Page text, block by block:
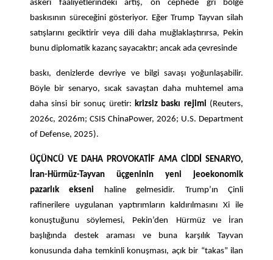
askerî faaliyetlerindeki artış, ön cephede gri bölge
baskısının süreceğini gösteriyor. Eğer Trump Tayvan silah
satışlarını geciktirir veya dili daha muğlaklaştırırsa, Pekin
bunu diplomatik kazanç sayacaktır; ancak ada çevresinde
baskı, denizlerde devriye ve bilgi savaşı yoğunlaşabilir.
Böyle bir senaryo, sıcak savaştan daha muhtemel ama
daha sinsi bir sonuç üretir: krizsiz baskı rejimi (Reuters,
2026c, 2026m; CSIS ChinaPower, 2026; U.S. Department
of Defense, 2025).
ÜÇÜNCÜ VE DAHA PROVOKATİF AMA CİDDİ SENARYO,
İran-Hürmüz-Tayvan üçgeninin yeni jeoekonomik
pazarlık ekseni haline gelmesidir. Trump’ın Çinli
rafinerilere uygulanan yaptırımların kaldırılmasını Xi ile
konuştuğunu söylemesi, Pekin’den Hürmüz ve İran
başlığında destek araması ve buna karşılık Tayvan
konusunda daha temkinli konuşması, açık bir “takas” ilan